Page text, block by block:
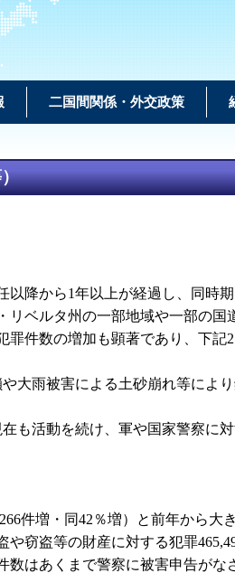
二国間関係・外交政策
以降から1年以上が経過し、同
ベルタ州の一部地域や一部の
件数の増加も顕著であり、下
大雨被害による土砂崩れ等に
も活動を続け、軍や国家警察に
件増・同42％増）と前年から
窃盗等の財産に対する犯罪
はあくまで警察に被害申告が